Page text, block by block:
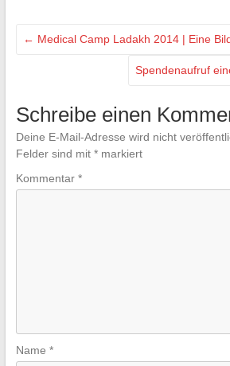
← Medical Camp Ladakh 2014 | Eine
Spendenaufruf
Schreibe einen
Deine E-Mail-Adresse wird nicht
Felder sind mit *markiert
Kommentar *
Name *